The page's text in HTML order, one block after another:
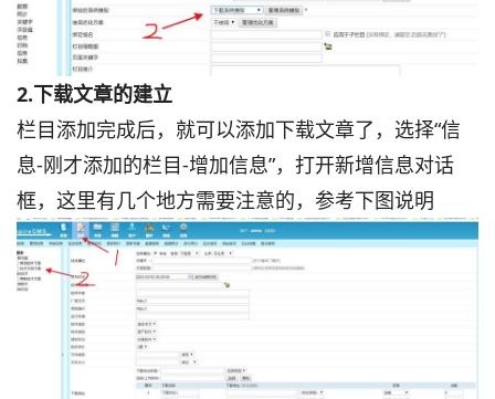
2.下载文章的建立
栏目添加完成后，就可以添加下载文章了，选择“信
息-刚才添加的栏目-增加信息”，打开新增信息对话
框，这里有几个地方需要注意的，参考下图说明